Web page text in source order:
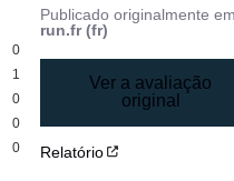
0
1
0
0
0
Publicado originalmente
run.fr (fr)
Ver a avaliação
original
Relatório